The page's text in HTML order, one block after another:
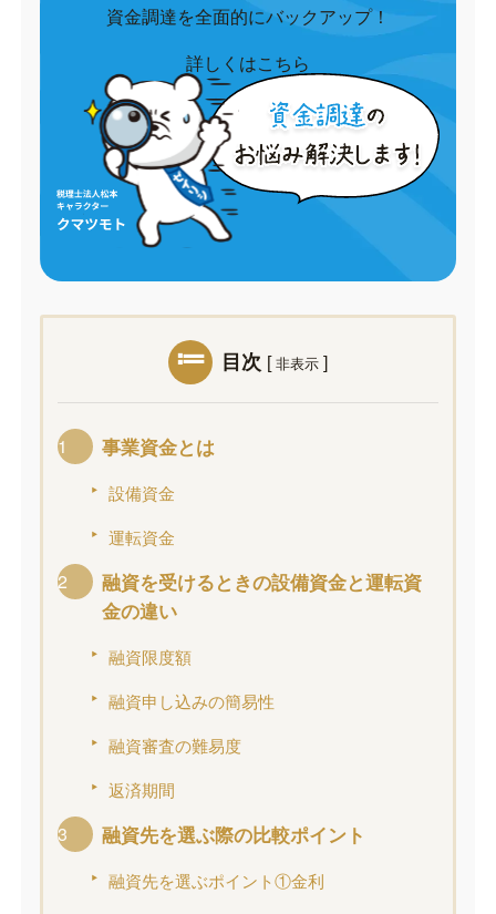
資金調達を全面的にバックアップ！
詳しくはこちら
目次 [ 非表示 ]
事業資金とは
設備資金
運転資金
融資を受けるときの設備資金と運転資
金の違い
融資限度額
融資申し込みの簡易性
融資審査の難易度
返済期間
融資先を選ぶ際の比較ポイント
融資先を選ぶポイント①金利